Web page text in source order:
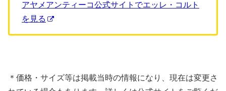
アヤメアンティーコ公式サイトでエッレ・コルト
を見る
＊価格・サイズ等は掲載当時の情報になり、現在は変更さ